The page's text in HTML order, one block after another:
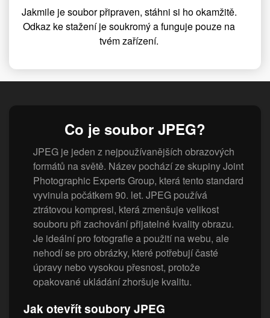
Jakmile je soubor připraven, stáhni si ho okamžitě.
Odkaz ke stažení je soukromý a funguje pouze na
tvém zařízení.
Co je soubor JPEG?
JPEG je jeden z nejpoužívanějších obrazových
formátů na světě. Název pochází ze skupiny Joint
Photographic Experts Group, která tento standard
vyvinula počátkem 90. let. JPEG používá
ztrátovou kompresi, která zmenšuje velikost
souboru při zachování přijatelné kvality obrazu.
Je ideální pro fotografie a použití na webu, ale
nehodí se pro obrázky, které potřebují časté
úpravy nebo vysokou přesnost, protože
opakované ukládání zhoršuje kvalitu.
Jak otevřít soubory JPEG